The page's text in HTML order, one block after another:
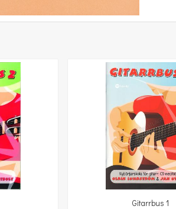
Gitarrbus 1